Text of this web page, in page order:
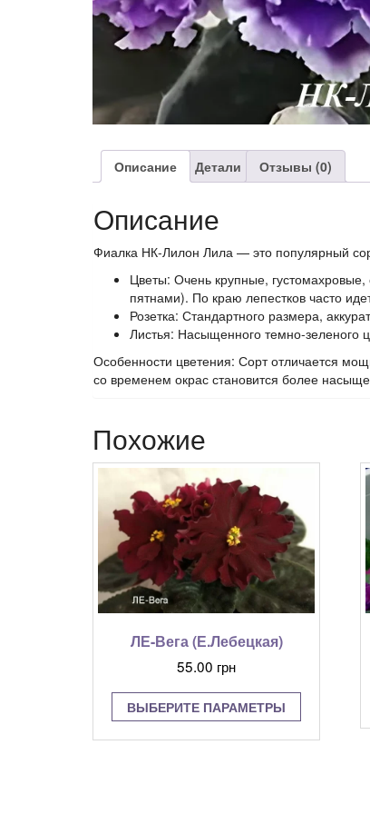
Описание Детали Отзывы (0)
Описание
Фиалка НК-Лилон Лила — это популярный
Цветы: Очень крупные,
пятнами). По краю лепестков часто
Розетка: Стандартного размера,
Листья: Насыщенного темно-зеленого
Особенности цветения: Сорт отличается
со временем окрас становится более
Похожие
ЛЕ-Вега (Е.Лебецкая)
55.00 грн
ВЫБЕРИТЕ ПАРАМЕТРЫ
Этот
имеет
несколько